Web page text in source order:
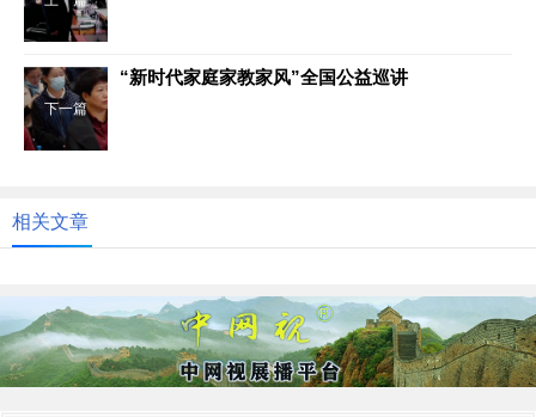
下一篇
“新时代家庭家教家风”全国公益巡讲
相关文章